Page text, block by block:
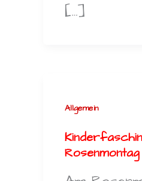
[…]
Allgemein
Rosenmontag